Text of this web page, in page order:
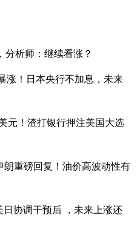
分析师：继续看涨？
涨！日本央行不加息，未来
元！渣打银行押注美国大选
重磅回复！油价高波动性有
协调干预后 ，未来上涨还